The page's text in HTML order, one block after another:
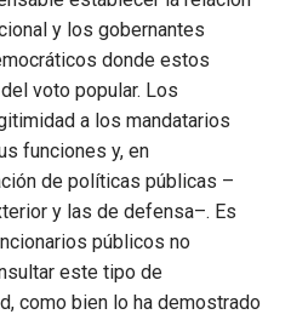
y los gobernantes
donde estos
voto popular. Los
a los mandatarios
funciones y, en
de políticas públicas –
y las de defensa–. Es
públicos no
este tipo de
como bien lo ha demostrado